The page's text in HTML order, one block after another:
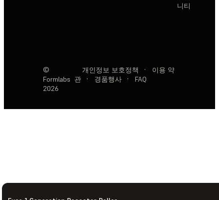
니티
©
Formlabs
2026
개인정보 보호정책 ·
이용 약
관
· 경품행사 · FAQ